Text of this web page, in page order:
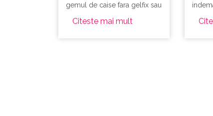
gemul de caise fara gelfix sau
conservanti, cat zahar se
Citeste mai mult